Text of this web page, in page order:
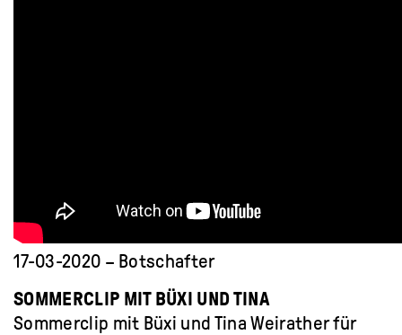
17-03-2020 – Botschafter
SOMMERCLIP MIT BÜXI UND TINA
Sommerclip mit Büxi und Tina Weirather für